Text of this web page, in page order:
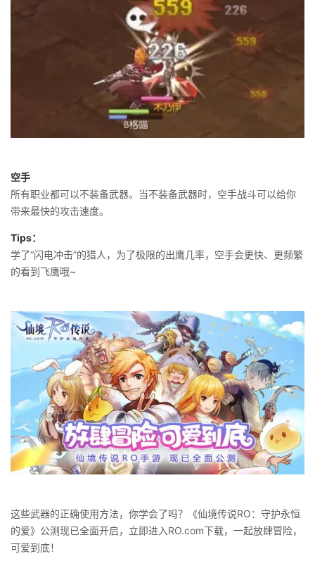
空手
所有职业都可以不装备武器。当不装备武器时，空手战斗可以给你
带来最快的攻击速度。
Tips：
学了“闪电冲击”的猎人，为了极限的出鹰几率，空手会更快、更频繁
的看到飞鹰哦~
这些武器的正确使用方法，你学会了吗？《仙境传说RO：守护永恒
的爱》公测现已全面开启，立即进入RO.com下载，一起放肆冒险，
可爱到底！